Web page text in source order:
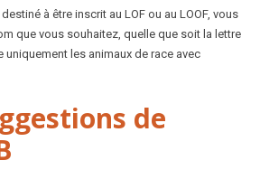
à être inscrit au LOF ou au LOOF, vous
que vous souhaitez, quelle que soit la lettre
uniquement les animaux de race avec
de